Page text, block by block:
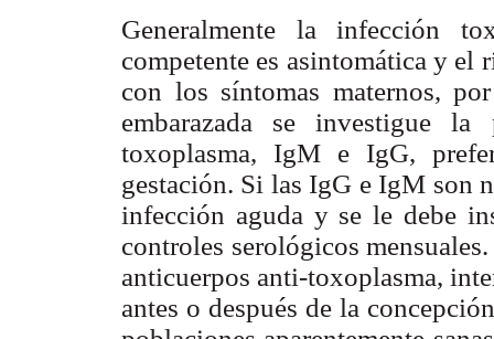
Generalmente la infección
competente es asintomática y el
con los síntomas maternos,
embarazada se investigue la
toxoplasma, IgM e IgG,
gestación. Si las IgG e IgM son
infección aguda y se le debe
controles serológicos
anticuerpos anti-toxoplasma,
antes o después de la